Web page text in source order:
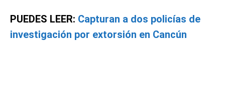
PUEDES LEER: Capturan a dos policías de
investigación por extorsión en Cancún